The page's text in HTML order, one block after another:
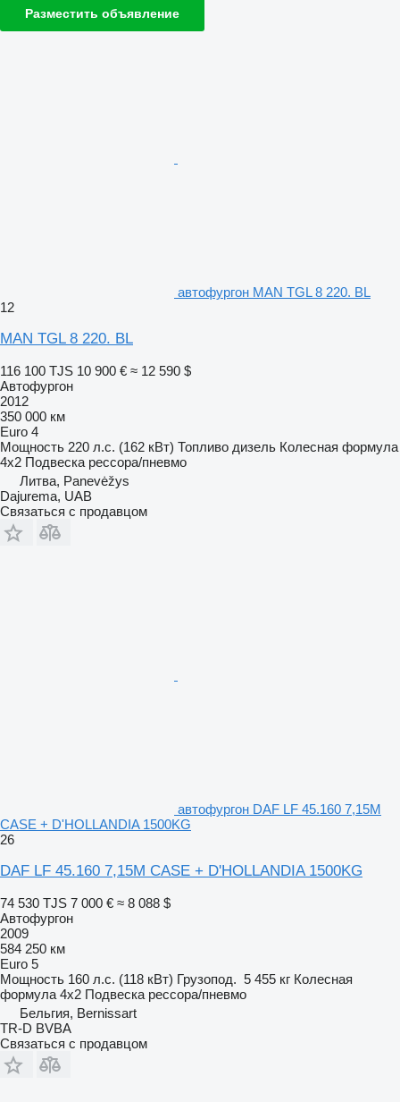
Разместить объявление
автофургон MAN TGL 8 220. BL
12
MAN TGL 8 220. BL
116 100 TJS 10 900 € ≈ 12 590 $
Автофургон
2012
350 000 км
Euro 4
Мощность 220 л.с. (162 кВт) Топливо дизель Колесная формула
4x2 Подвеска рессора/пневмо
Литва, Panevėžys
Dajurema, UAB
Связаться с продавцом
автофургон DAF LF 45.160 7,15M
CASE + D'HOLLANDIA 1500KG
26
DAF LF 45.160 7,15M CASE + D'HOLLANDIA 1500KG
74 530 TJS 7 000 € ≈ 8 088 $
Автофургон
2009
584 250 км
Euro 5
Мощность 160 л.с. (118 кВт) Грузопод. 5 455 кг Колесная
формула 4x2 Подвеска рессора/пневмо
Бельгия, Bernissart
TR-D BVBA
Связаться с продавцом